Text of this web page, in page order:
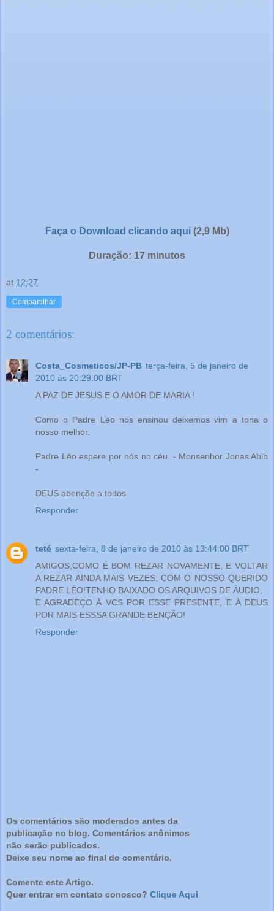
Faça o Download clicando aqui(2,9 Mb)
Duração: 17 minutos
at 12:27
Compartilhar
2 comentários:
Costa_Cosmeticos/JP-PB terça-feira, 5 de janeiro de
2010 às 20:29:00 BRT
A PAZ DE JESUS E O AMOR DE MARIA !
Como o Padre Léo nos ensinou deixemos vim a tona o
nosso melhor.
Padre Léo espere por nós no céu. - Monsenhor Jonas Abib
-
DEUS abençõe a todos
Responder
teté sexta-feira, 8 de janeiro de 2010 às 13:44:00 BRT
AMIGOS,COMO É BOM REZAR NOVAMENTE, E VOLTAR
A REZAR AINDA MAIS VEZES, COM O NOSSO QUERIDO
PADRE LÉO!TENHO BAIXADO OS ARQUIVOS DE ÁUDIO,
E AGRADEÇO À VCS POR ESSE PRESENTE, E À DEUS
POR MAIS ESSSA GRANDE BENÇÃO!
Responder
Os comentários são moderados antes da
publicação no blog. Comentários anônimos
não serão publicados.
Deixe seu nome ao final do comentário.
Comente este Artigo.
Quer entrar em contato conosco? Clique Aqui